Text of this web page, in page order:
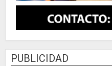
PUBLICIDAD